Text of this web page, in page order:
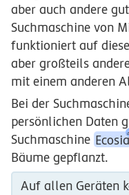
aber auch andere
Suchmaschine von
funktioniert auf
aber großteils
mit einem anderen
Bei der
persönlichen Daten
Suchmaschine Ecosia
Bäume gepflanzt.
Auf allen Geräten